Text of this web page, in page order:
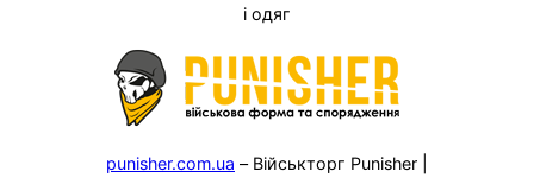
і одяг
punisher.com.ua – Військторг Punisher |